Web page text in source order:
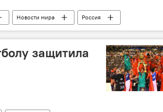
Новости мира Россия
защитила